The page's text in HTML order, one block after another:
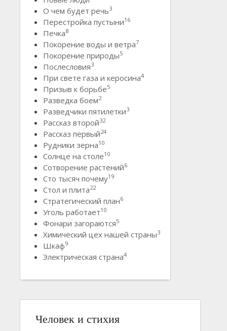
О чем будет речь3
Перестройка пустыни16
Печка8
Покорение воды и ветра7
Покорение природы5
Послесловия3
При свете газа и керосина4
Призыв к борьбе5
Разведка боем2
Разведчики пятилетки3
Рассказ второй32
Рассказ первый24
Рудники зерна10
Солнце на столе10
Сотворение растений6
Сто тысяч почему19
Стол и плита22
Стратегический план6
Уголь работает10
Фонари загораются5
Химический цех нашей страны3
Шкаф9
Электрическая страна4
Человек и стихия